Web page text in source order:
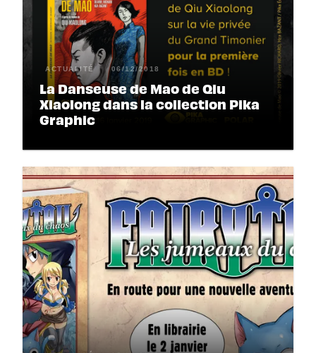
ACTUALITÉ 06/12/2018
La Danseuse de Mao de Qiu
Xiaolong dans la collection Pika
Graphic